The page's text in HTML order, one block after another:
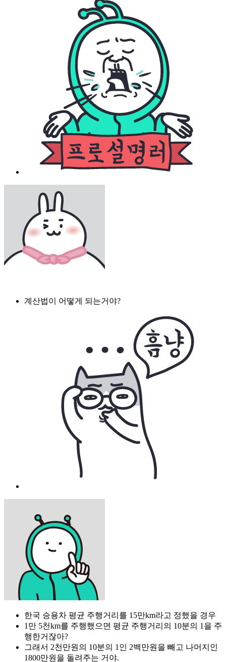
계산법이 어떻게 되는거야?
한국 승용차 평균 주행거리를 15만km라고 정했을 경우
1만 5천km를 주행했으면 평균 주행거리의 10분의 1을 주
행한거잖아?
그래서 2천만원의 10분의 1인 2백만원을 빼고 나머지인
1800만원을 돌려주는 거야.